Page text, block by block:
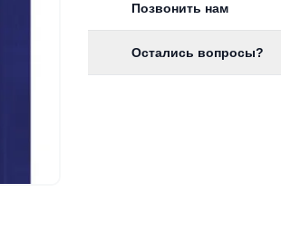
Позвонить нам
Остались вопросы?